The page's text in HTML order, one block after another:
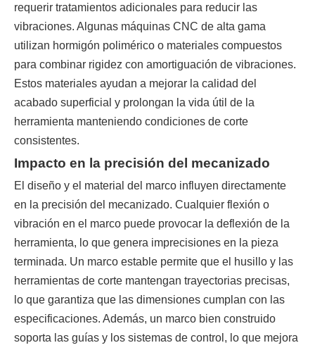
requerir tratamientos adicionales para reducir las
vibraciones. Algunas máquinas CNC de alta gama
utilizan hormigón polimérico o materiales compuestos
para combinar rigidez con amortiguación de vibraciones.
Estos materiales ayudan a mejorar la calidad del
acabado superficial y prolongan la vida útil de la
herramienta manteniendo condiciones de corte
consistentes.
Impacto en la precisión del mecanizado
El diseño y el material del marco influyen directamente
en la precisión del mecanizado. Cualquier flexión o
vibración en el marco puede provocar la deflexión de la
herramienta, lo que genera imprecisiones en la pieza
terminada. Un marco estable permite que el husillo y las
herramientas de corte mantengan trayectorias precisas,
lo que garantiza que las dimensiones cumplan con las
especificaciones. Además, un marco bien construido
soporta las guías y los sistemas de control, lo que mejora